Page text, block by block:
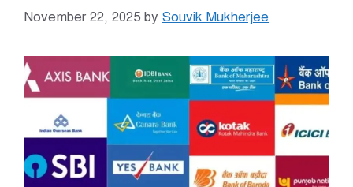
November 22, 2025 by Souvik Mukherjee